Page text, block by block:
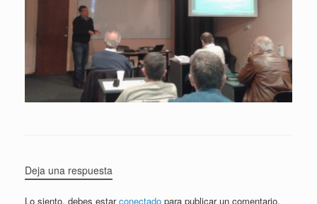
Deja una respuesta
Lo siento, debes estarconectado para publicar un comentario.